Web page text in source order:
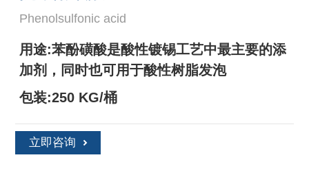
Phenolsulfonic acid
用途:苯酚磺酸是酸性镀锡工艺中最主要的添
加剂，同时也可用于酸性树脂发泡
包装:250 KG/桶
立即咨询